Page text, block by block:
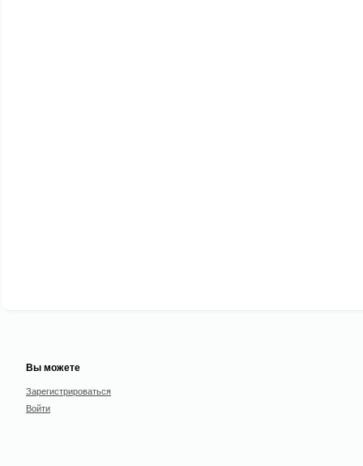
Вы можете
Зарегистрироваться
Войти